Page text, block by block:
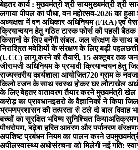
बेहतर कार्य : मुख्यमंत्री श्री सायमुख्यमंत्री श्री
लगाया पीपल का पौधा, वन महोत्सव-2026 का हुआ
अध्यक्षता में वन अधिकार अधिनियम (FRA) एवं
क्रियान्वयन हेतु गठित टास्क फोर्स की पहली बैठक
किसानों के लिए बनेंगी संबल, जल संरक्षण के साथ
निराश्रित मवेशियों के संरक्षण के लिए बड़ी पहल
(UCC) लागू करने की तैयारी, 15 अक्टूबर तक
जीरामजी अधिनियम के प्रभावी क्रियान्वयन हेतु
राज्यस्तरीय कार्यशाला आयोजित720 ग्राम के
किलो वजन के साथ स्वस्थ होकर घर लौटाखेल
के लिए बेहतर वातावरण तैयार करने मुख्यमंत्री खेल
करोड़ का प्रावधानइसरो के वैज्ञानिकों ने किया
भ्रमणप्रशासन की तत्परता से टले दो बाल विवाह
बच्चों का सुरक्षित भविष्य सुनिश्चित किया
पौधरोपण, बढ़ेगा हरित आवरण और पर्यावरण संरक्षण
अपशिष्ट प्रबंधन नियम का पालन करने
अपीलस्वास्थ्य अधोसंरचना को मिलेगी नई गति: